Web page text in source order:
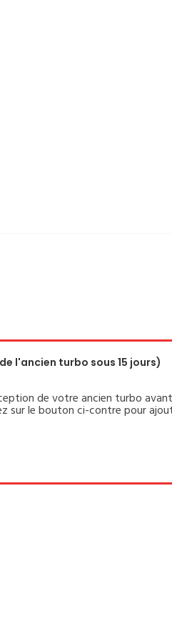
l'ancien turbo sous 15 jours)
de votre ancien turbo
sur le bouton ci-contre pour